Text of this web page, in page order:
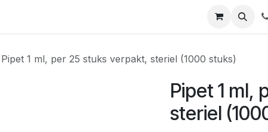
Klant worden
Pipet 1 ml, per 25 stuks verpakt, steriel (1000 stuks)
Pipet 1 ml,
steriel